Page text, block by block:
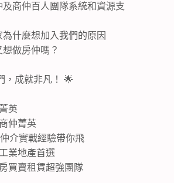
及商仲百人團隊系統和資源支
什麼想加入我們的原因
做房仲嗎？
，成就非凡！ 🌟
英
仲菁英
介實戰經驗帶你飛
業地產首選
買賣租賃超強團隊